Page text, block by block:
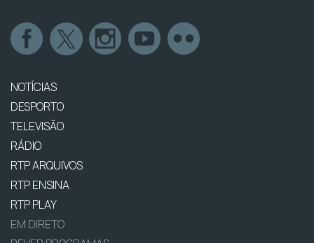
NOTÍCIAS
DESPORTO
TELEVISÃO
RÁDIO
RTP ARQUIVOS
RTP ENSINA
RTP PLAY
EM DIRETO